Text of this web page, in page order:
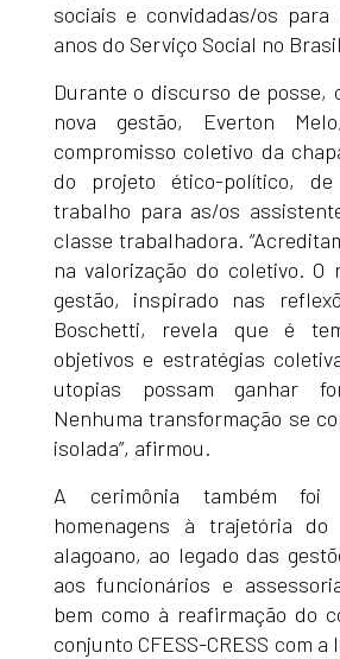
sociais e convidadas/os
anos do Serviço Social no
Durante o discurso de posse,
nova gestão, Everton
compromisso coletivo da
do projeto ético-político,
trabalho para as/os
classe trabalhadora.
na valorização do coletivo. O
gestão, inspirado nas
Boschetti, revela que é
objetivos e estratégias
utopias possam ganhar
Nenhuma transformação se
isolada”, afirmou.
A cerimônia também foi
homenagens à trajetória do
alagoano, ao legado das
aos funcionários e
bem como à reafirmação do
conjunto CFESS-CRESS com